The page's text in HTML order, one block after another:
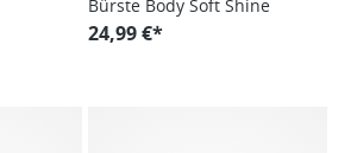
Bürste Body Soft Shine
24,99 €*